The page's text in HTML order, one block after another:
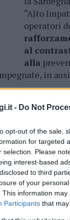
- Do Not
opt-out of the sale,
for targeted
selection. Please
interest-based
to third
of your
This information
Participants that
“Alto
operatori
al
alla
in
ha inoltre
dei previsti
bagagli sospetti,
dei
al controllo di
ferroviario
confronti
segnale
delittuose che